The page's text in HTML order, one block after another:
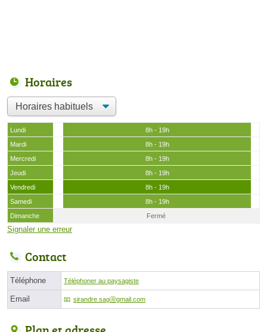
Horaires
Lundi
8h - 19h
Mardi
8h - 19h
Mercredi
8h - 19h
Jeudi
8h - 19h
Vendredi
8h - 19h
Samedi
8h - 19h
Dimanche
Fermé
Signaler une erreur
Contact
Téléphone Téléphoner au paysagiste
Email sirandre.sagⓐgmail.com